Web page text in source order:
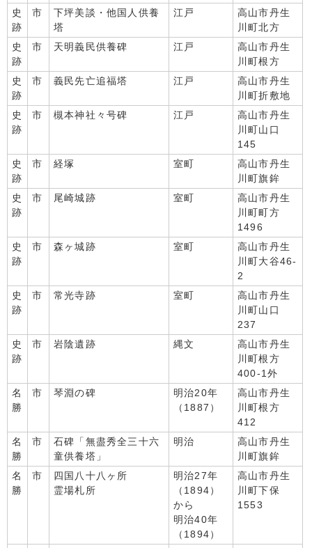
史
跡
市
下坪美談・他国人供養
塔
江戸
高山市丹生
川町北方
史
跡
市 天明義民供養碑 江戸
高山市丹生
川町根方
史
跡
市 義民先亡追福塔 江戸
高山市丹生
川町折敷地
史
跡
市 槻本神社々号碑 江戸
高山市丹生
川町山口
145
史
跡
市 経塚 室町
高山市丹生
川町旗鉾
史
跡
市 尾崎城跡 室町
高山市丹生
川町町方
1496
史
跡
市 森ヶ城跡 室町
高山市丹生
川町大谷46-
2
史
跡
市 常光寺跡 室町
高山市丹生
川町山口
237
史
跡
市 岩陰遺跡 縄文
高山市丹生
川町根方
400-1外
名
勝
市 琴淵の碑
明治20年
（1887）
高山市丹生
川町根方
412
名
勝
市
石碑「無盡秀全三十六
童供養塔」
明治
高山市丹生
川町旗鉾
名
勝
市
四国八十八ヶ所
霊場札所
明治27年
（1894）
から
明治40年
（1894）
高山市丹生
川町下保
1553